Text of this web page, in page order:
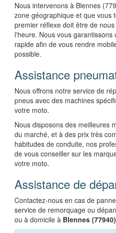
Nous intervenons à Blennes
zone géographique et que vous
premier réflexe doit être de
l'heure. Nous vous
rapide afin de vous rendre
possible.
Assistance
Nous offrons notre service de
pneus avec des machines
votre moto.
Nous disposons des meilleures
du marché, et à des prix très
habitudes de conduite, nos
de vous conseiller sur les
votre moto.
Assistance de
Contactez-nous en cas de
service de remorquage ou
ou à domicile à Blennes (77940)